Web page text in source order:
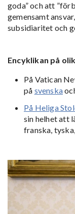
goda” och att
gemensamt
subsidiaritet och
Encyklikan på
På Vatican
på svenska
På Heliga
sin helhet att
franska,